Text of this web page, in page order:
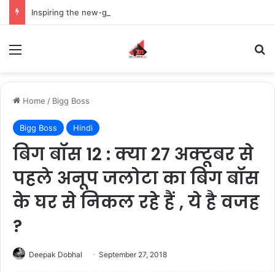
Home / Bigg Boss
Bigg Boss Hindi
बिग बॉस 12 : क्या 27 अक्टूबर से
पहले अनूप जलोटा का बिग बॉस
के घर से निकल रहे हैं , ये है वजह
?
Deepak Dobhal September 27, 2018